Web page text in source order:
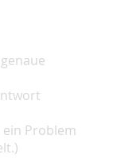
ein Problem